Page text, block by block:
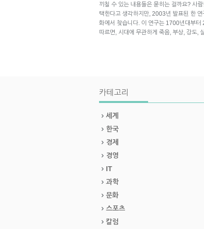
끼칠 수 있는 내용들은 묻히는 걸까요? 사
택한다고 생각하지만, 2003년 발표된 한
화에서 찾습니다. 이 연구는 1700년대부터
따르면, 시대에 무관하게 죽음, 부상, 강도,
카테고리
세계
한국
경제
경영
IT
과학
문화
스포츠
칼럼